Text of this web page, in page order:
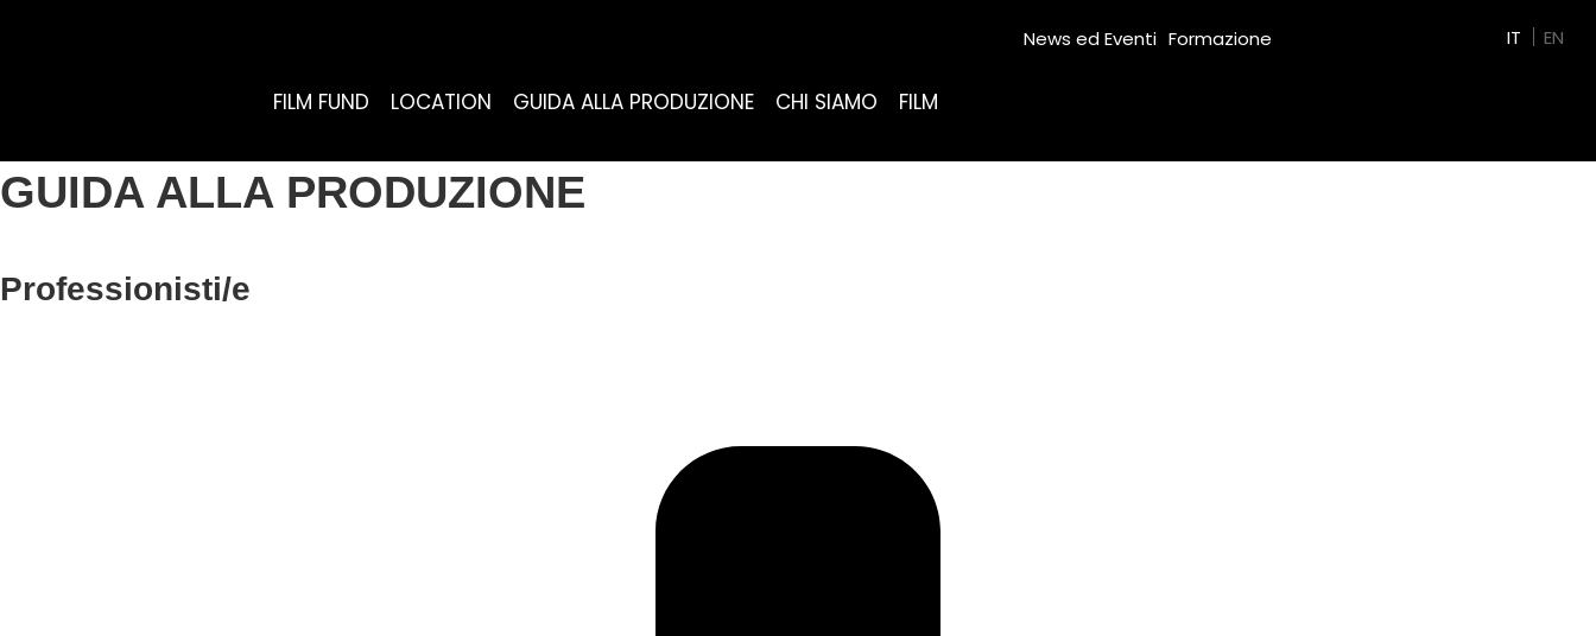
FILM FUND LOCATION GUIDA ALLA PRODUZIONE CHI SIAMO FILM
News ed Eventi Formazione IT EN
GUIDA ALLA PRODUZIONE
Professionisti/e